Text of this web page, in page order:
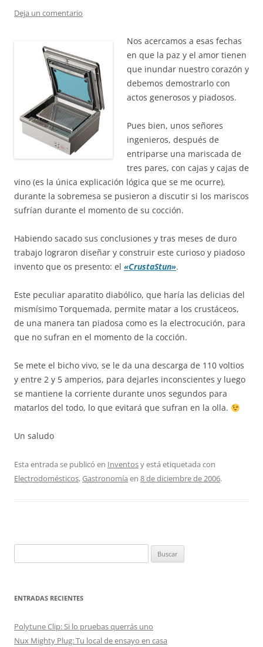
Deja un comentario
Nos acercamos a esas fechas
en que la paz y el amor tienen
que inundar nuestro corazón y
debemos demostrarlo con
actos generosos y piadosos.
Pues bien, unos señores
ingenieros, después de
entriparse una mariscada de
tres pares, con cajas y cajas de
vino (es la única explicación lógica que se me ocurre),
durante la sobremesa se pusieron a discutir si los mariscos
sufrían durante el momento de su cocción.
Habiendo sacado sus conclusiones y tras meses de duro
trabajo lograron diseñar y construir este curioso y piadoso
invento que os presento: el «CrustaStun».
Este peculiar aparatito diabólico, que haría las delicias del
mismísimo Torquemada, permite matar a los crustáceos,
de una manera tan piadosa como es la electrocución, para
que no sufran en el momento de la cocción.
Se mete el bicho vivo, se le da una descarga de 110 voltios
y entre 2 y 5 amperios, para dejarles inconscientes y luego
se mantiene la corriente durante unos segundos para
matarlos del todo, lo que evitará que sufran en la olla.
Un saludo
Esta entrada se publicó en Inventosy está etiquetada con
Electrodomésticos,Gastronomía en 8 de diciembre de 2006.
ENTRADAS RECIENTES
Polytune Clip: Si lo pruebas querrás uno
Nux Mighty Plug: Tu local de ensayo en casa